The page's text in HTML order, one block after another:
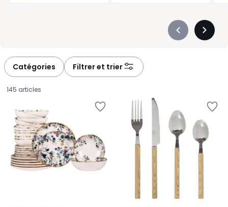
Précédent
Catégories Filtrer et trier
145 articles